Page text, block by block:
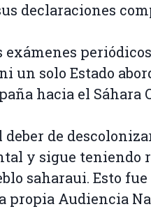
declaraciones
exámenes
ni un solo Estado
hacia el Sáhara
deber de
y sigue teniendo
saharaui. Esto
propia Audiencia